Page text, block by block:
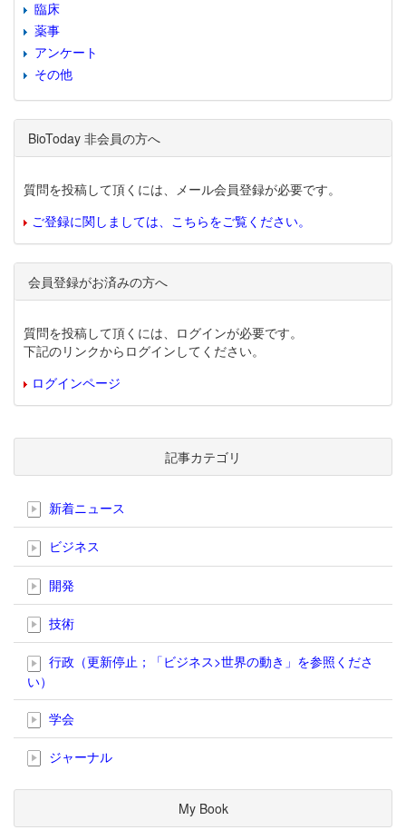
臨床
薬事
アンケート
その他
BioToday 非会員の方へ
質問を投稿して頂くには、メール会員登録が必要です。
ご登録に関しましては、こちらをご覧ください。
会員登録がお済みの方へ
質問を投稿して頂くには、ログインが必要です。
下記のリンクからログインしてください。
ログインページ
記事カテゴリ
新着ニュース
ビジネス
開発
技術
行政（更新停止；「ビジネス>世界の動き」を参照くださ
い）
学会
ジャーナル
My Book